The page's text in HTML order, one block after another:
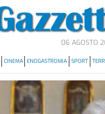
06 AGOSTO
CINEMA ENOGASTROMIA SPORT